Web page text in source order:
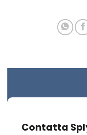
Contatta